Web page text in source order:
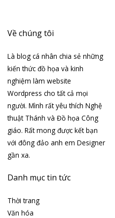
Về chúng tôi
Là blog cá nhân chia sẻ những
kiến thức đồ họa và kinh
nghiệm làm website
Wordpress cho tất cả mọi
người. Mình rất yêu thích Nghệ
thuật Thánh và Đồ họa Công
giáo. Rất mong được kết bạn
với đông đảo anh em Designer
gần xa.
Danh mục tin tức
Thời trang
Văn hóa